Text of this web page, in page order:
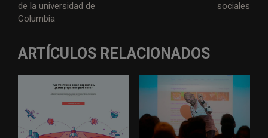
de la universidad de
Columbia
sociales
ARTÍCULOS RELACIONADOS